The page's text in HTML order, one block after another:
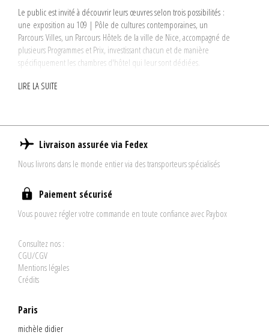
Le public est invité à découvrir leurs œuvres selon trois possibilités :
une exposition au 109 | Pôle de cultures contemporaines, un
Parcours Villes, un Parcours Hôtels de la ville de Nice, accompagné de
plusieurs Programmes et Prix, investissant chacun et de manière
spécifiquement les chambres d'hôtel qui leur sont dédiées.
michèle didier a le plaisir de participer au Festival OVNi avec une vidéo de
Pour plus d'informations, cliquez
LIRE LA SUITE
Livraison assurée via Fedex
Nous livrons dans le monde entier via des transporteurs spécialisés
Paiement sécurisé
Vous pouvez régler votre commande en toute confiance avec Paybox
Consultez nos :
CGU/CGV
Mentions légales
Crédits
Paris
michèle didier